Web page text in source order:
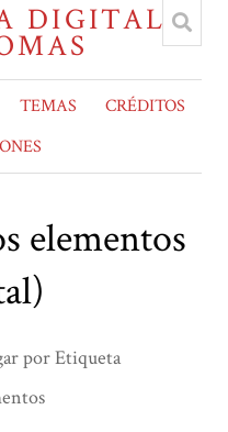
TEMAS
CRÉDITOS
elementos
por Etiqueta